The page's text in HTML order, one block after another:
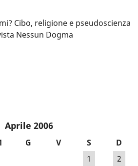
Cibo, religione e pseudoscienza
Nessun Dogma
Aprile 2006
G V S
D
1
2